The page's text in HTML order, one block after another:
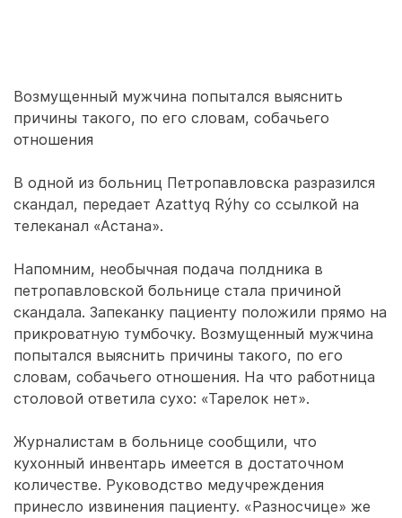
Возмущенный мужчина попытался выяснить
причины такого, по его словам, собачьего
отношения
В одной из больниц Петропавловска разразился
скандал, передает Azattyq Rýhy со ссылкой на
телеканал «Астана».
Напомним, необычная подача полдника в
петропавловской больнице стала причиной
скандала. Запеканку пациенту положили прямо на
прикроватную тумбочку. Возмущенный мужчина
попытался выяснить причины такого, по его
словам, собачьего отношения. На что работница
столовой ответила сухо: «Тарелок нет».
Журналистам в больнице сообщили, что
кухонный инвентарь имеется в достаточном
количестве. Руководство медучреждения
принесло извинения пациенту. «Разносчице» же